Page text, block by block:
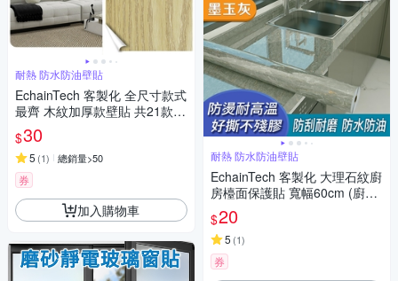
耐熱 防水防油壁貼
EchainTech 客製化 全尺寸款式
最齊 木紋加厚款壁貼 共21款
寬幅120cm (牆貼/木紋貼/壁紙/
門貼/防水防油)
$30
5 (1) 總銷量>50
券
加入購物車
耐熱 防水防油壁貼
EchainTech 客製化 大理石紋廚
房檯面保護貼 寬幅60cm (廚房
貼/浴室貼/磁磚貼/牆貼/檯面貼/
桌面貼/壁貼/壁紙/門貼/防水防
油/耐熱)
$20
5 (1)
券